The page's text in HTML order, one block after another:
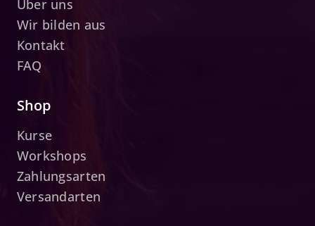
Über uns
Wir bilden aus
Kontakt
FAQ
Shop
Kurse
Workshops
Zahlungsarten
Versandarten